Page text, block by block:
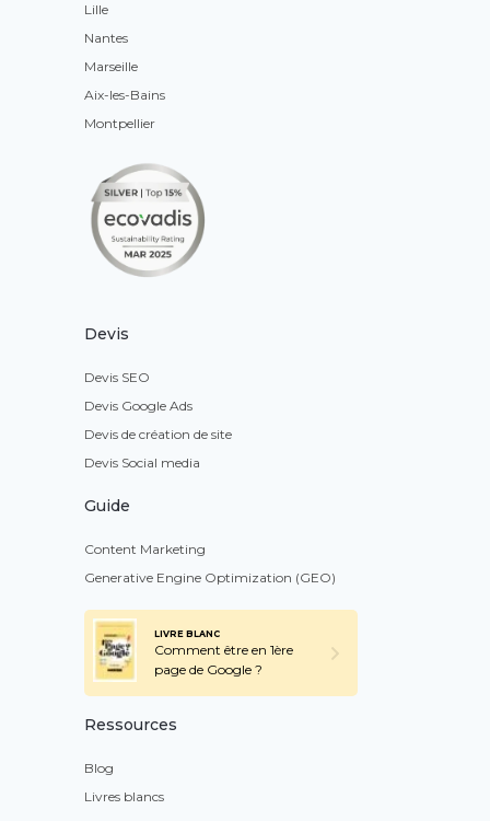
Lille
Nantes
Marseille
Aix-les-Bains
Montpellier
Devis
Devis SEO
Devis Google Ads
Devis de création de site
Devis Social media
Guide
Content Marketing
Generative Engine Optimization (GEO)
LIVRE BLANC
Comment être en 1ère
page de Google ?
Ressources
Blog
Livres blancs